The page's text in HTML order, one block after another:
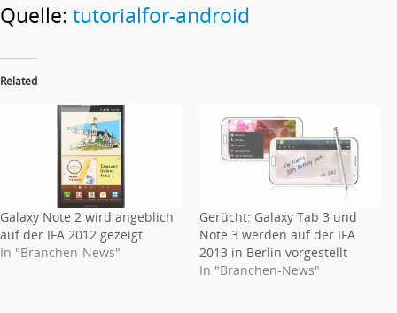
Quelle: tutorialfor-android
Related
Galaxy Note 2 wird angeblich
auf der IFA 2012 gezeigt
In "Branchen-News"
Gerücht: Galaxy Tab 3 und
Note 3 werden auf der IFA
2013 in Berlin vorgestellt
In "Branchen-News"